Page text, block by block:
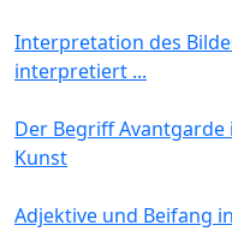
Interpretation des
interpretiert ...
Der Begriff Avantgarde
Kunst
Adjektive und Beifang